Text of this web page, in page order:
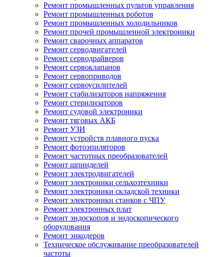
Ремонт промышленных пультов управления
Ремонт промышленных роботов
Ремонт промышленных холодильников
Ремонт прочей промышленной электроники
Ремонт сварочных аппаратов
Ремонт серводвигателей
Ремонт серводрайверов
Ремонт сервоклапанов
Ремонт сервоприводов
Ремонт сервоусилителей
Ремонт стабилизаторов напряжения
Ремонт стерилизаторов
Ремонт судовой электроники
Ремонт тяговых АКБ
Ремонт УЗИ
Ремонт устройств плавного пуска
Ремонт фотоэпиляторов
Ремонт частотных преобразователей
Ремонт шпинделей
Ремонт электродвигателей
Ремонт электроники сельхозтехники
Ремонт электроники складской техники
Ремонт электроники станков с ЧПУ
Ремонт электронных плат
Ремонт эндоскопов и эндоскопического
оборудования
Ремонт энкодеров
Техническое обслуживание преобразователей
частоты